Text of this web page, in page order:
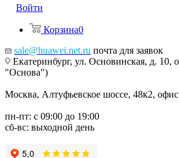
Войти
Корзина0
sale@huawei.net.ru почта для заявок
Екатеринбург, ул. Основинская, д. 10,
"Основа")
Москва, Алтуфьевское шоссе, 48к2,
пн-пт: с 09:00 до 19:00
сб-вс: выходной день